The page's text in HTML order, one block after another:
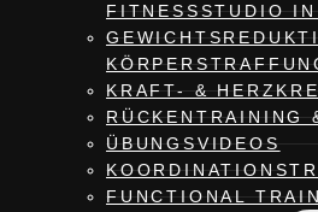
FITNESSSTUDIO
KRAFT- &
RÜCKENTRAINING
ÜBUNGSVIDEOS
FUNCTIONAL